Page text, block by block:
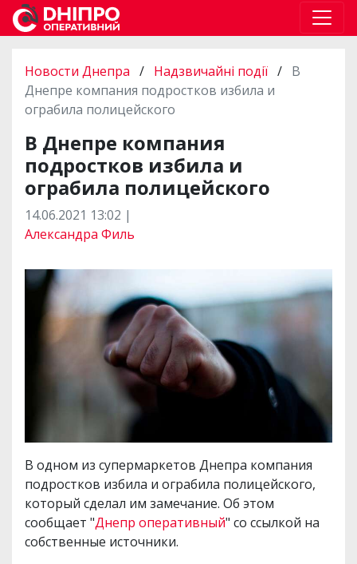
Новости Днепра / Надзвичайні події / В
Днепре компания подростков избила и
ограбила полицейского
В Днепре компания
подростков избила и
ограбила полицейского
14.06.2021 13:02 |
Александра Филь
В одном из супермаркетов Днепра компания
подростков избила и ограбила полицейского,
который сделал им замечание. Об этом
сообщает "Днепр оперативный" со ссылкой на
собственные источники.